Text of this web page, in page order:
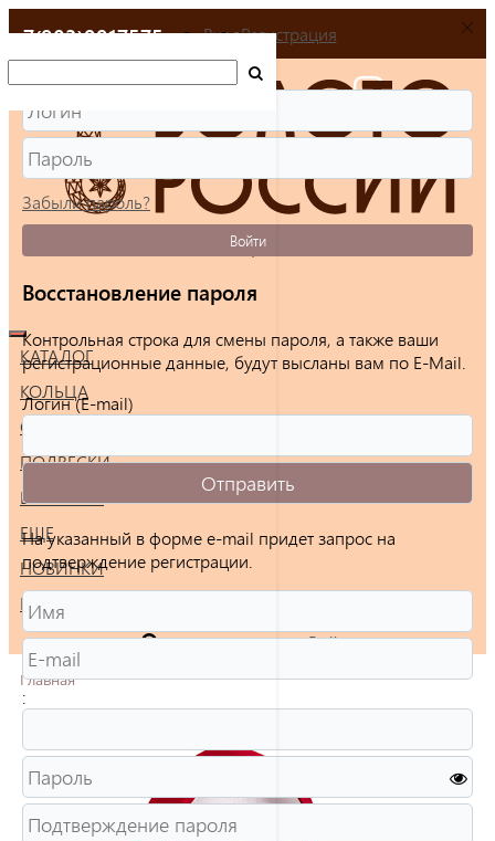
+7(903)9917575
КАТАЛОГ
КОЛЬЦА
СЕРЬГИ
ПОДВЕСКИ
БРАСЛЕТЫ
ЕЩЕ
НОВИНКИ
РАСПРОДАЖА
Войти
Главная
ВходРегистрация
Забыли пароль?
Войти
Восстановление пароля
Контрольная строка для смены пароля, а также ваши
регистрационные данные, будут высланы вам по E-Mail.
Логин (E-mail)
На указанный в форме e-mail придет запрос на
подтверждение регистрации.
: